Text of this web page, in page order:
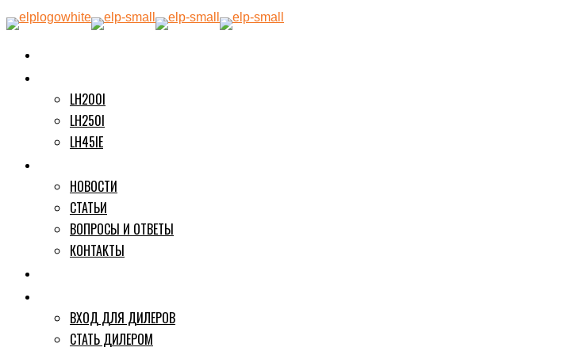
LH200I
LH250I
LH45IE
НОВОСТИ
СТАТЬИ
ВОПРОСЫ И ОТВЕТЫ
КОНТАКТЫ
ВХОД ДЛЯ ДИЛЕРОВ
СТАТЬ ДИЛЕРОМ